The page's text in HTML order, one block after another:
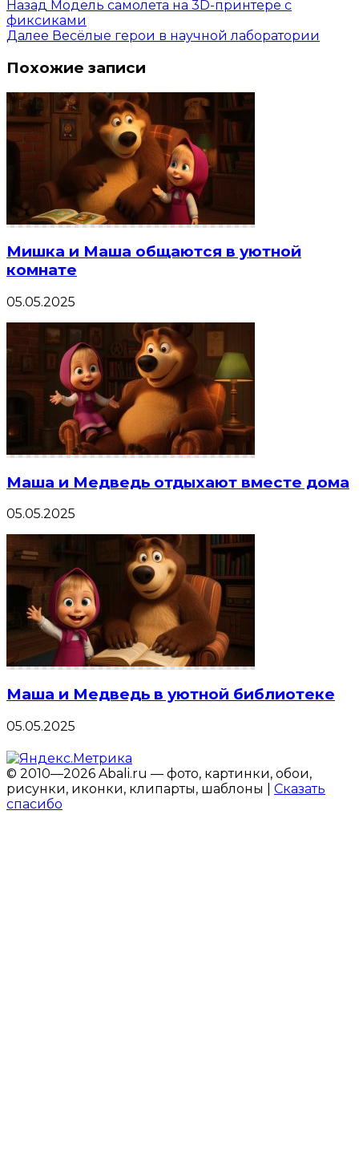
Назад Модель самолета на 3D-принтере с
фиксиками
Далее Весёлые герои в научной лаборатории
Похожие записи
Мишка и Маша общаются в уютной
комнате
05.05.2025
Маша и Медведь отдыхают вместе дома
05.05.2025
Маша и Медведь в уютной библиотеке
05.05.2025
© 2010—2026 Abali.ru — фото, картинки, обои,
рисунки, иконки, клипарты, шаблоны | Сказать
спасибо